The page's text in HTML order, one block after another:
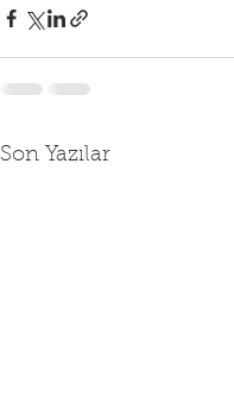
Son Yazılar